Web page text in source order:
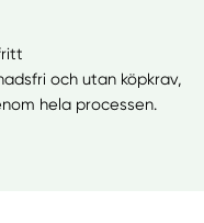
och utan köpkrav,
hela processen.